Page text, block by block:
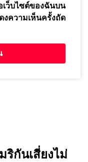
บไซต์ของฉันบน
ความเห็นครั้งถัด
ริกันเสี่ยงไม่